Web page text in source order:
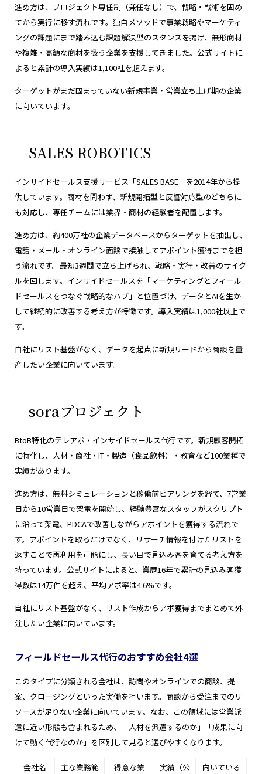
進め方は、プロジェクト専任制（兼任なし）で、戦略・戦術を固め
てから実行に移す流れです。独自メソッドで事業戦略やマーケティ
ングの課題にまで踏み込む課題解決型のスタンスを掲げ、無形商材
や複雑・高額な商材を扱う企業を支援してきました。公式サイトに
よると累計の導入実績は1,100社を超えます。
ターゲットがまだ固まっていない新規事業・営業立ち上げ期の企業
に向いています。
SALES ROBOTICS
インサイドセールス支援サービス「SALES BASE」を2014年から提
供しています。商材を問わず、新規開拓型と反響対応型のどちらに
も対応し、専任チームには業界・商材の経験者を配置します。
進め方は、約400万社の企業データベースからターゲットを抽出し、
電話・メール・オンライン面談で接触してアポイント獲得までを担
う流れです。最短3週間で立ち上げられ、戦略・実行・改善のサイク
ルを回します。インサイドセールスを「マーケティングとフィール
ドセールスをつなぐ戦略的なハブ」と位置づけ、データとAIを生か
して継続的に改善する考え方が特徴です。導入実績は1,000社以上で
す。
自社にリスト基盤がなく、データを起点に新規リードから商談を量
産したい企業に向いています。
soraプロジェクト
BtoB特化のテレアポ・インサイドセールス代行です。新規顧客開拓
に特化し、人材・商社・IT・製造（食品飲料）・教育など100業種で
実績があります。
進め方は、無料シミュレーションと稼働前ヒアリングを経て、7営業
日から10営業日で架電を開始し、経験豊富なスタッフがスクリプト
に沿って架電、PDCAで改善しながらアポイントを獲得する流れで
す。アポイントを取るだけでなく、リサーチ情報を付けたリストを
返すことで再利用を可能にし、長い目で見込み客を育てる考え方を
持っています。公式サイトによると、業歴16年で累計の見込み客獲
得数は14万件を超え、平均アポ率は4.6%です。
自社にリスト基盤がなく、リスト作成からアポ獲得までまとめて外
注したい企業に向いています。
フィールドセールス代行のおすすめ会社4選
このタイプに分類される会社は、訪問やオンラインでの商談、提
案、クロージングといった実働を担います。商談から受注までのリ
ソースが足りない企業に向いています。なお、この領域には営業派
遣に近い形態も含まれるため、「人材を派遣するのか」「成果に向
けて動く代行なのか」を区別して見ると選びやすくなります。
会社名
主な業務範
得意な業
実績（公
向いている